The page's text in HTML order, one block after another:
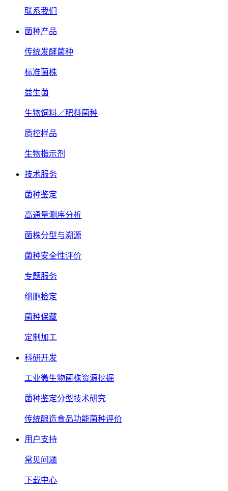
联系我们
菌种产品
传统发酵菌种
标准菌株
益生菌
生物饲料／肥料菌种
质控样品
生物指示剂
技术服务
菌种鉴定
高通量测序分析
菌株分型与溯源
菌种安全性评价
专题服务
细胞检定
菌种保藏
定制加工
科研开发
工业微生物菌株资源挖掘
菌种鉴定分型技术研究
传统酿造食品功能菌种评价
用户支持
常见问题
下载中心